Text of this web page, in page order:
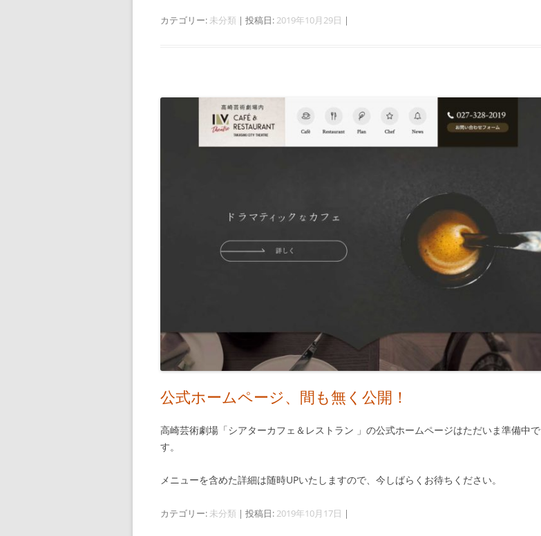
カテゴリー: 未分類 | 投稿日: 2019年10月29日 |
公式ホームページ、間も無く公開！
高崎芸術劇場「シアターカフェ＆レストラン 」の公式ホームページはただいま準備中で
す。
メニューを含めた詳細は随時UPいたしますので、今しばらくお待ちください。
カテゴリー: 未分類 | 投稿日: 2019年10月17日 |